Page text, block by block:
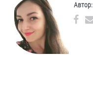
Автор: